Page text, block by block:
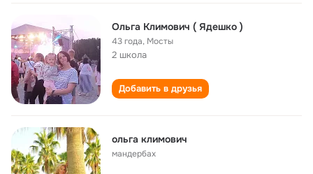
Ольга Климович ( Ядешко )
43 года, Мосты
2 школа
Добавить в друзья
ольга климович
мандербах